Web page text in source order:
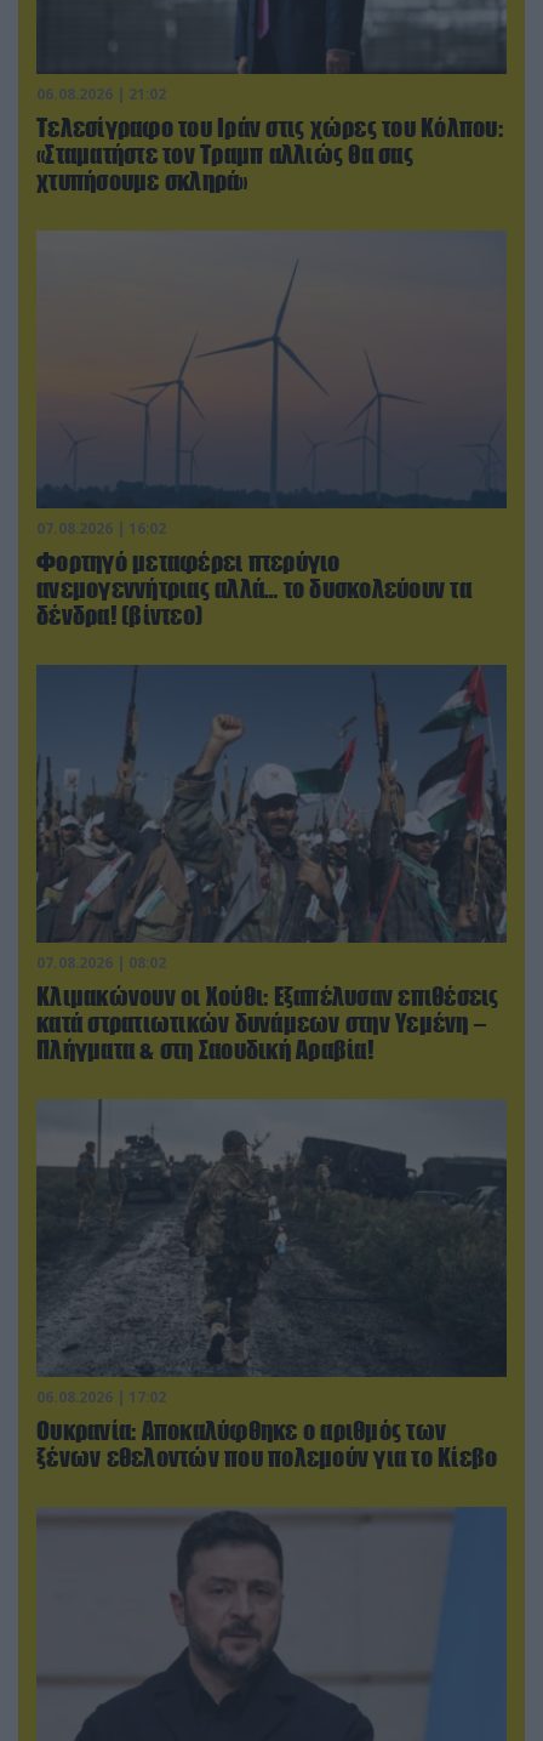
06.08.2026 | 21:02
Τελεσίγραφο του Ιράν στις χώρες του Κόλπου:
«Σταματήστε τον Τραμπ αλλιώς θα σας
χτυπήσουμε σκληρά»
07.08.2026 | 16:02
Φορτηγό μεταφέρει πτερύγιο
ανεμογεννήτριας αλλά… το δυσκολεύουν τα
δένδρα! (βίντεο)
07.08.2026 | 08:02
Κλιμακώνουν οι Χούθι: Eξαπέλυσαν επιθέσεις
κατά στρατιωτικών δυνάμεων στην Υεμένη –
Πλήγματα & στη Σαουδική Αραβία!
06.08.2026 | 17:02
Ουκρανία: Αποκαλύφθηκε ο αριθμός των
ξένων εθελοντών που πολεμούν για το Κίεβο